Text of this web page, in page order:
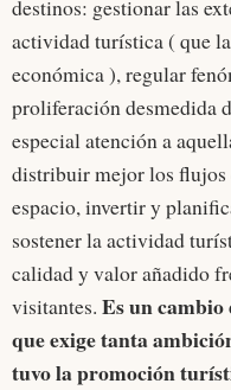
destinos: gestionar las
actividad turística ( que
económica ), regular
proliferación desmedida
especial atención a
distribuir mejor los flujos
espacio, invertir y
sostener la actividad
calidad y valor añadido
visitantes. Es un
que exige tanta
tuvo la promoción